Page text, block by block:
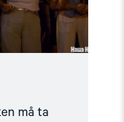
må ta